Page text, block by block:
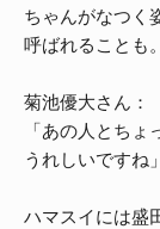
ちゃんがなつく
呼ばれることも。
菊池優大さん：
「あの人とち
うれしいですね」
ハマスイには盛